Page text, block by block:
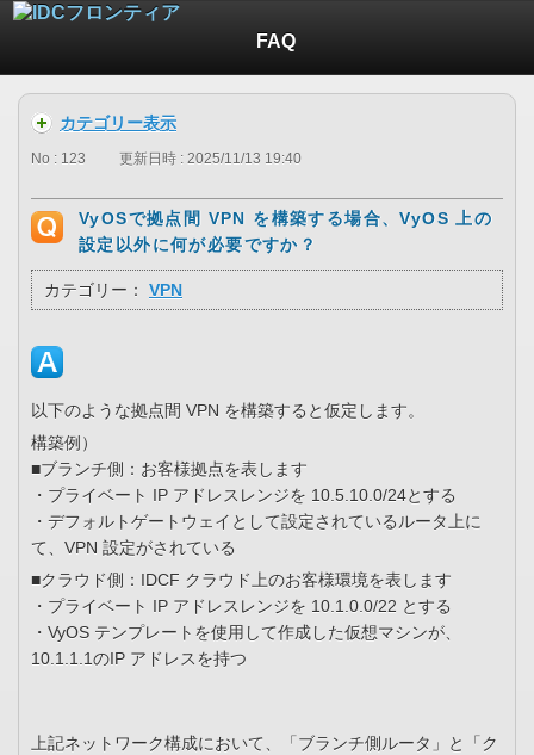
FAQ
カテゴリー表示
No : 123 更新日時 : 2025/11/13 19:40
VyOSで拠点間 VPN を構築する場合、VyOS 上の
設定以外に何が必要ですか？
カテゴリー： VPN
以下のような拠点間 VPN を構築すると仮定します。
構築例）
■ブランチ側：お客様拠点を表します
・プライベート IP アドレスレンジを 10.5.10.0/24とする
・デフォルトゲートウェイとして設定されているルータ上に
て、VPN 設定がされている
■クラウド側：IDCF クラウド上のお客様環境を表します
・プライベート IP アドレスレンジを 10.1.0.0/22 とする
・VyOS テンプレートを使用して作成した仮想マシンが、
10.1.1.1のIP アドレスを持つ
上記ネットワーク構成において、「ブランチ側ルータ」と「ク